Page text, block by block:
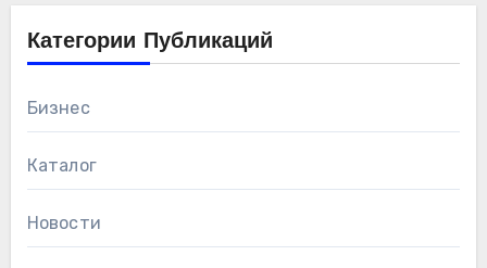
Категории Публикаций
Бизнес
Каталог
Новости